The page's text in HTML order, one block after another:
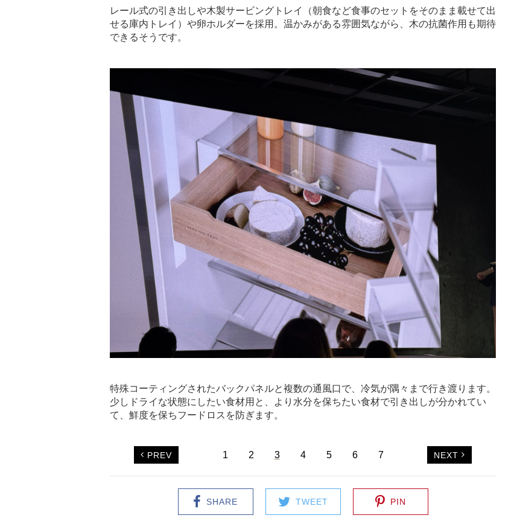
レール式の引き出しや木製サービングトレイ（朝食など食事のセットをそのまま載せて出
せる庫内トレイ）や卵ホルダーを採用。温かみがある雰囲気ながら、木の抗菌作用も期待
できるそうです。
特殊コーティングされたバックパネルと複数の通風口で、冷気が隅々まで行き渡ります。
少しドライな状態にしたい食材用と、より水分を保ちたい食材で引き出しが分かれてい
て、鮮度を保ちフードロスを防ぎます。
PREV NEXT
1 2 3 4 5 6 7
SHARE TWEET PIN